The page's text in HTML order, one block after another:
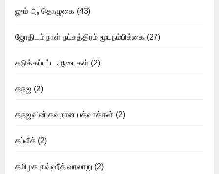
ஜும் ஆ தொழுகை (43)
ஜோதிடம் நாள் நட்சத்திரம் மூடநம்பிக்கை (27)
தடுக்கப்பட்ட ஆடைகள் (2)
ததஜ (2)
ததஜவின் தவறான பத்வாக்கள் (2)
தப்லீக்(2)
தமிழக தவ்ஹீத் வரலாறு (2)